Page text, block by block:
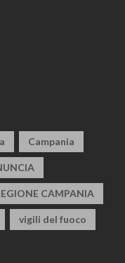
Campania
CAMPANIA
vigili del fuoco